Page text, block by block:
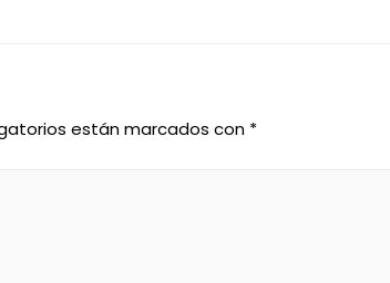
están marcados con *